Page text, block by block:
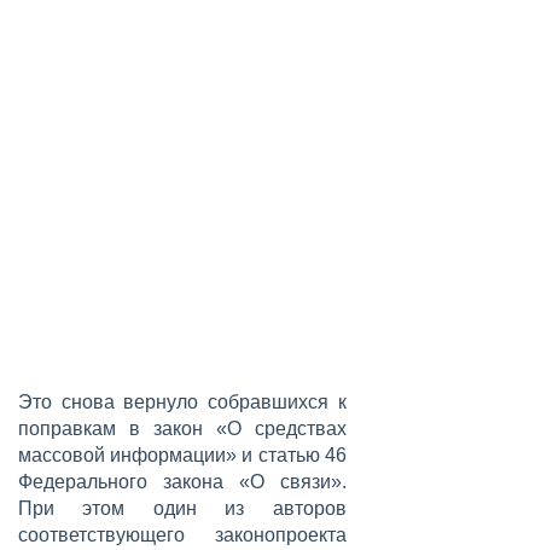
Это снова вернуло собравшихся к
поправкам в закон «О средствах
массовой информации» и статью 46
Федерального закона «О связи».
При этом один из авторов
соответствующего законопроекта